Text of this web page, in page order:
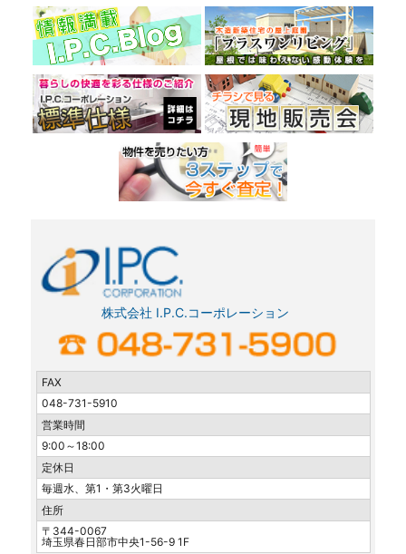
ー
シ
ョ
ン
株式会社 I.P.C.コーポレーション
FAX
048-731-5910
営業時間
9:00～18:00
定休日
毎週水、第1・第3火曜日
住所
〒344-0067
埼玉県春日部市中央1-56-9 1F